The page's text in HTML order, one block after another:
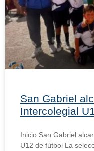
San Gabriel
Intercolegial
Inicio San Gabriel
U12 de fútbol La